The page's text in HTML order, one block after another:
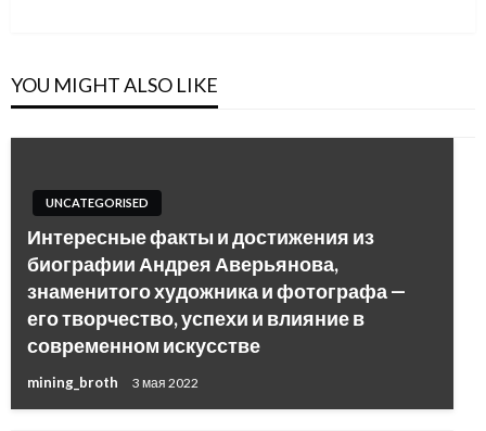
YOU MIGHT ALSO LIKE
UNCATEGORISED
Интересные факты и достижения из
биографии Андрея Аверьянова,
знаменитого художника и фотографа —
его творчество, успехи и влияние в
современном искусстве
mining_broth 3 мая 2022